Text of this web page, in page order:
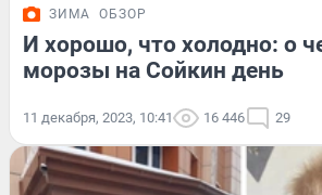
ЗИМА ОБЗОР
И хорошо, что холодно: о
морозы на Сойкин день
11 декабря, 2023, 10:41 16 446 29